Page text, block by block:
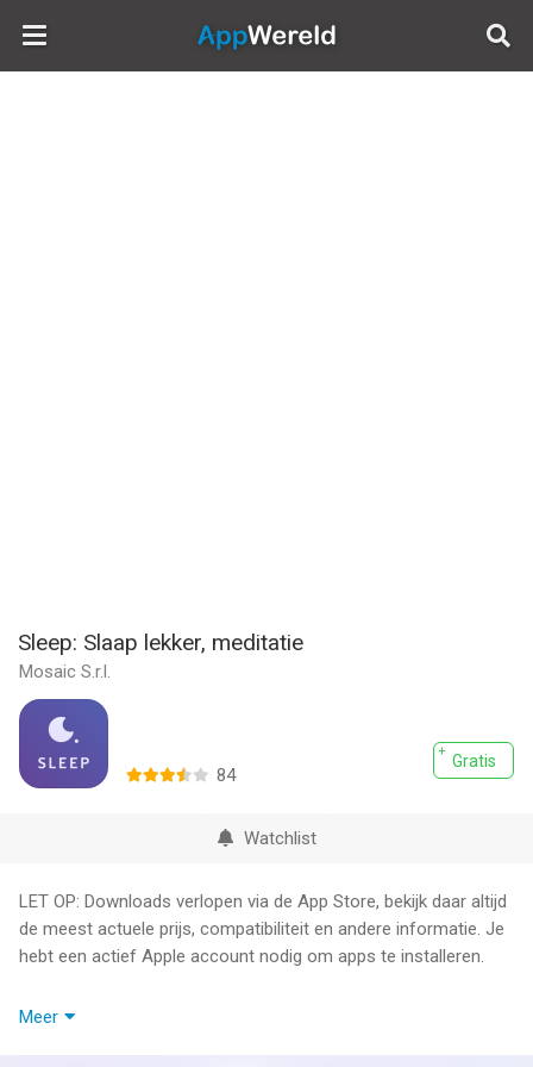
AppWereld
Sleep: Slaap lekker, meditatie
Mosaic S.r.l.
Gratis
84
Watchlist
LET OP: Downloads verlopen via de App Store, bekijk daar altijd
de meest actuele prijs, compatibiliteit en andere informatie. Je
hebt een actief Apple account nodig om apps te installeren.
Kun je weer niet slapen? Tijd om die gedachten achter je te
Meer